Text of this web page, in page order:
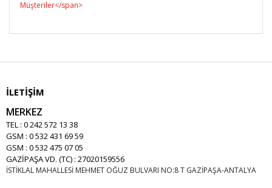
İLETİŞİM
MERKEZ
TEL : 0 242 572 13 38
GSM : 0 532 431 69 59
GSM : 0 532 475 07 05
GAZİPAŞA VD. (TC) : 27020159556
İSTİKLAL MAHALLESİ MEHMET OĞUZ BULVARI NO:8 T GAZİPAŞA-ANTALYA